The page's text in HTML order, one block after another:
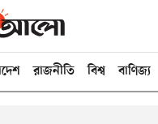
রাজনীতি বিশ্ব বাণিজ্য